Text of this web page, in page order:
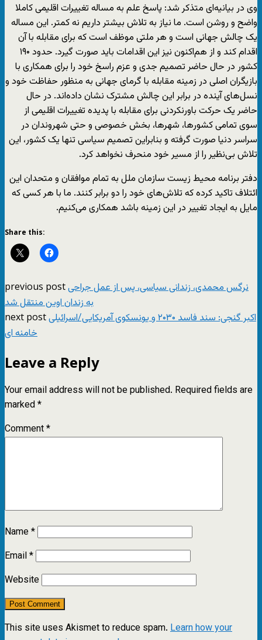
وی در بیانیه‌ای متذکر شد: پاسخ علم به مساله تغییرات اقلیمی کاملا
واضح و روشن است. ما نیاز به تلاش بیشتر داریم نه کمتر. این مساله
یک چالش جهانی است و هر ملتی موظف است که برای مقابله با آن
اقدام کند و از هم‌اکنون نیز این اقدامات باید صورت گیرد. حدود ۱۹۰
کشور در حال حاضر تصمیم جدی و عزم راسخ خود را برای همکاری با
بازیگران اصلی در زمینه مقابله با گرمای جهانی به منظور حفاظت خود و
نسل‌های آینده در برابر این چالش مشترک نشان داده‌اند. در حال
حاضر یک حرکت باورنکردنی برای مقابله با پدیده تغییرات اقلیمی از
سوی تمامی کشورها، شهرها، بخش خصوصی و حتی شهروندان در
سراسر دنیا صورت گرفته و بنابراین تصمیم سیاسی تنها یک کشور، این
تلاش بی‌نظیر را از مسیر خود منحرف نخواهد کرد.
دفتر برنامه محیط زیست سازمان ملل به تمام موافقان و متحدان این
ائتلاف تاکید کرده که تلاش‌های خود را دو برابر کنند. ما با هر کسی که
مایل به ایجاد تغییر در این زمینه باشد همکاری می‌کنیم.
Share this:
previous postنرگس محمدی، زندانی سیاسی، پس از عمل جراحی
به زندان اوین منتقل شد
next postاکبر گنجی: سند فاسد ۲۰۳۰ و یونسکوی آمریکایی/اسرائیلی
خامنه ای
Leave a Reply
Your email address will not be published. Required fields are
marked*
Comment*
Name*
Email*
Website
This site uses Akismet to reduce spam. Learn how your